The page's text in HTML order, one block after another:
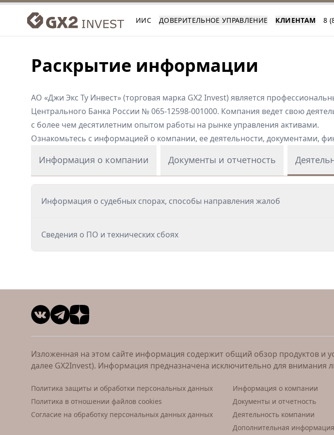
ИИС ДОВЕРИТЕЛЬНОЕ УПРАВЛЕНИЕ КЛИЕНТАМ 8
Раскрытие информации
АО «Джи Экс Ту Инвест» (торговая марка GX2 Invest) является
Центрального Банка России № 065-12598-001000. Компания ведет свою
с более чем десятилетним опытом работы на рынке управления активами.
Ознакомьтесь с информацией о компании, ее деятельности, документами,
Информация о компании Документы и отчетность
Информация о судебных спорах, способы направления жалоб
Сведения о ПО и технических сбоях
Изложенная на этом сайте информация содержит общий обзор продуктов и
далее GX2Invest). Информация предназначена исключительно для внимания
Политика защиты и обработки персональных данных
Политика в отношении файлов cookies
Согласие на обработку персональных данных данных
Информация о компании
Документы и отчетность
Деятельность компании
Дополнительная информация